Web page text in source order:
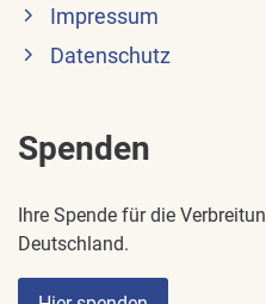
Impressum
Datenschutz
Spenden
Ihre Spende für die
Deutschland.